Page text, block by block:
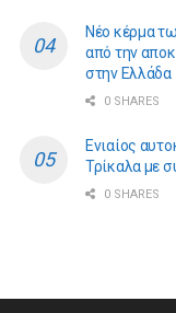
Νέο κέρμα
από την
στην Ελλάδα
0 SHARES
Ενιαίος
Τρίκαλα με
0 SHARES